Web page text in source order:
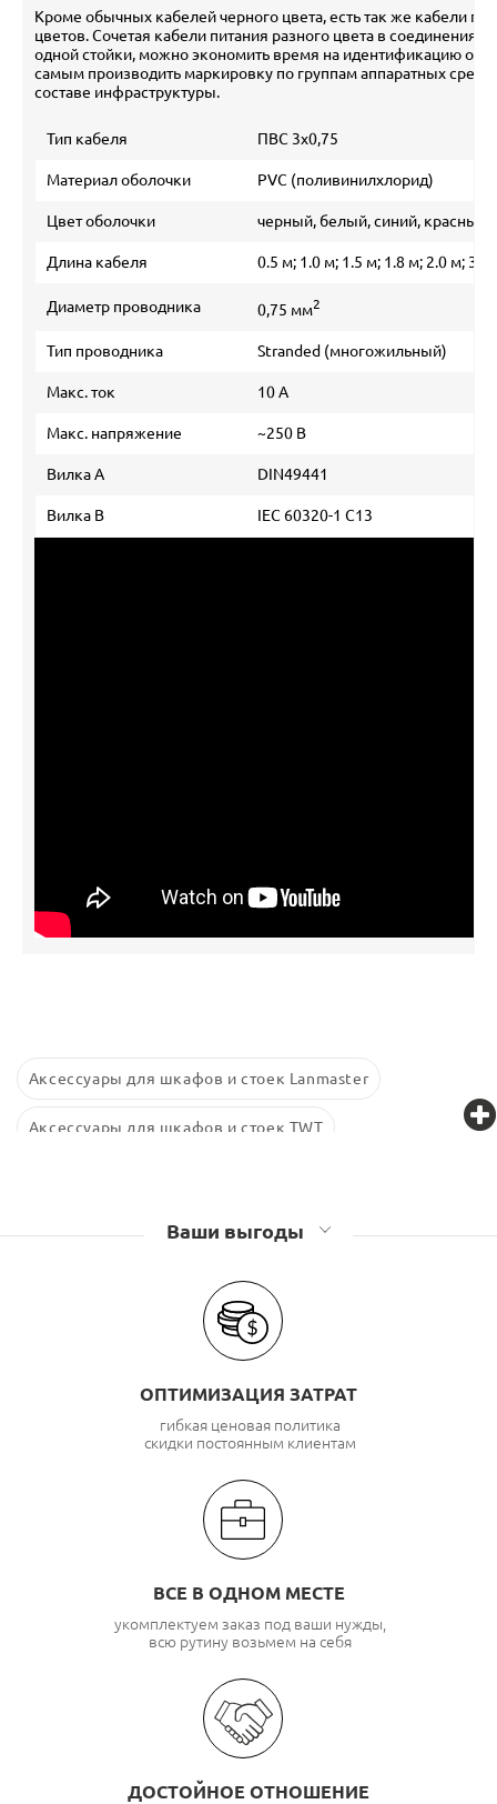
Кроме обычных кабелей черного цвета, есть так же кабели
цветов. Сочетая кабели питания разного цвета в соединениях
одной стойки, можно экономить время на идентификацию
самым производить маркировку по группам аппаратных
составе инфраструктуры.
Тип кабеля ПВС 3х0,75
Материал оболочки PVC (поливинилхлорид)
Цвет оболочки черный, белый, синий, красный
Длина кабеля 0.5 м; 1.0 м; 1.5 м; 1.8 м; 2.0 м; 3.0
Диаметр проводника 0,75 мм2
Тип проводника Stranded (многожильный)
Макс. ток 10 А
Макс. напряжение ~250 В
Вилка А DIN49441
Вилка В IEC 60320-1 C13
Аксессуары для шкафов и стоек Lanmaster
Аксессуары для шкафов и стоек TWT
Аксессуары для шкафов и стоек Связьстройдеталь
Ваши выгоды
ОПТИМИЗАЦИЯ ЗАТРАТ
гибкая ценовая политика
скидки постоянным клиентам
ВСЕ В ОДНОМ МЕСТЕ
укомплектуем заказ под ваши нужды,
всю рутину возьмем на себя
ДОСТОЙНОЕ ОТНОШЕНИЕ